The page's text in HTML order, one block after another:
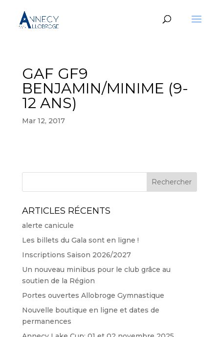
GAF GF9
BENJAMIN/MINIME (9-
12 ANS)
Mar 12, 2017
ARTICLES RÉCENTS
alerte canicule
Les billets du Gala sont en ligne !
Inscriptions Saison 2026/2027
Un nouveau minibus pour le club grâce au
soutien de la Région
Portes ouvertes Allobroge Gymnastique
Nouvelle boutique en ligne et dates de
permanences